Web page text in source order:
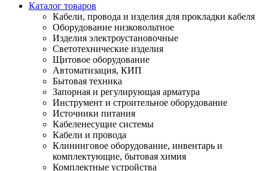
Каталог товаров
Кабели, провода и изделия для прокладки кабеля
Оборудование низковольтное
Изделия электроустановочные
Светотехнические изделия
Щитовое оборудование
Автоматизация, КИП
Бытовая техника
Запорная и регулирующая арматура
Инструмент и строительное оборудование
Источники питания
Кабеленесущие системы
Кабели и провода
Клининговое оборудование, инвентарь и
комплектующие, бытовая химия
Комплектные устройства